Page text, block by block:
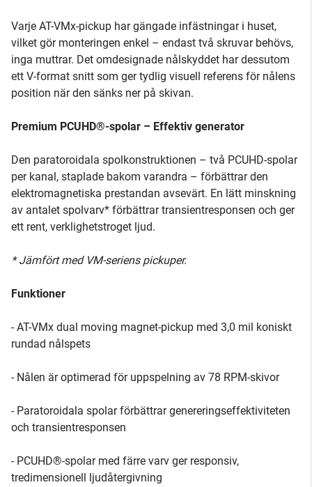
Varje AT-VMx-pickup har gängade infästningar i huset,
vilket gör monteringen enkel – endast två skruvar behövs,
inga muttrar. Det omdesignade nålskyddet har dessutom
ett V-format snitt som ger tydlig visuell referens för nålens
position när den sänks ner på skivan.
Premium PCUHD®-spolar – Effektiv generator
Den paratoroidala spolkonstruktionen – två PCUHD-spolar
per kanal, staplade bakom varandra – förbättrar den
elektromagnetiska prestandan avsevärt. En lätt minskning
av antalet spolvarv* förbättrar transientresponsen och ger
ett rent, verklighetstroget ljud.
* Jämfört med VM-seriens pickuper.
Funktioner
- AT-VMx dual moving magnet-pickup med 3,0 mil koniskt
rundad nålspets
- Nålen är optimerad för uppspelning av 78 RPM-skivor
- Paratoroidala spolar förbättrar genereringseffektiviteten
och transientresponsen
- PCUHD®-spolar med färre varv ger responsiv,
tredimensionell ljudåtergivning